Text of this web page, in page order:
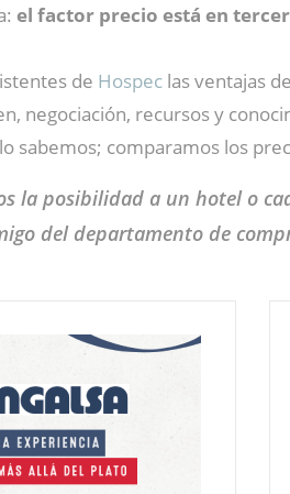
el factor precio está en
de Hospec las ventajas
negociación, recursos y
sabemos; comparamos los
la posibilidad a un hotel o
del departamento de